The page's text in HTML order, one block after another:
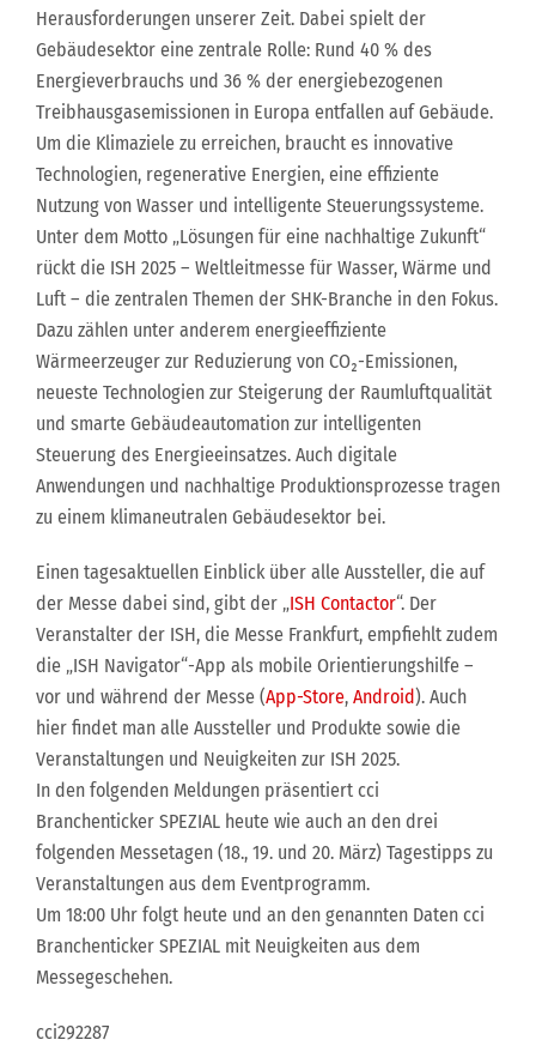
Herausforderungen unserer Zeit. Dabei spielt der
Gebäudesektor eine zentrale Rolle: Rund 40 % des
Energieverbrauchs und 36 % der energiebezogenen
Treibhausgasemissionen in Europa entfallen auf Gebäude.
Um die Klimaziele zu erreichen, braucht es innovative
Technologien, regenerative Energien, eine effiziente
Nutzung von Wasser und intelligente Steuerungssysteme.
Unter dem Motto „Lösungen für eine nachhaltige Zukunft“
rückt die ISH 2025 – Weltleitmesse für Wasser, Wärme und
Luft – die zentralen Themen der SHK-Branche in den Fokus.
Dazu zählen unter anderem energieeffiziente
Wärmeerzeuger zur Reduzierung von CO₂-Emissionen,
neueste Technologien zur Steigerung der Raumluftqualität
und smarte Gebäudeautomation zur intelligenten
Steuerung des Energieeinsatzes. Auch digitale
Anwendungen und nachhaltige Produktionsprozesse tragen
zu einem klimaneutralen Gebäudesektor bei.
Einen tagesaktuellen Einblick über alle Aussteller, die auf
der Messe dabei sind, gibt der „ISH Contactor“. Der
Veranstalter der ISH, die Messe Frankfurt, empfiehlt zudem
die „ISH Navigator“-App als mobile Orientierungshilfe –
vor und während der Messe (App-Store, Android). Auch
hier findet man alle Aussteller und Produkte sowie die
Veranstaltungen und Neuigkeiten zur ISH 2025.
In den folgenden Meldungen präsentiert cci
Branchenticker SPEZIAL heute wie auch an den drei
folgenden Messetagen (18., 19. und 20. März) Tagestipps zu
Veranstaltungen aus dem Eventprogramm.
Um 18:00 Uhr folgt heute und an den genannten Daten cci
Branchenticker SPEZIAL mit Neuigkeiten aus dem
Messegeschehen.
cci292287